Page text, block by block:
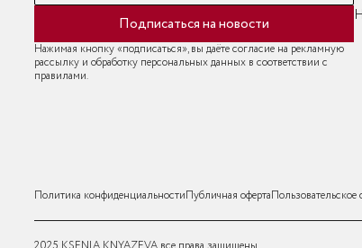
Подписаться на новости
Нажимая кнопку «подписаться», вы даёте согласие на рекламную
рассылку и обработку персональных данных в соответствии с
правилами.
Политика конфиденциальностиПубличная офертаПользовательское